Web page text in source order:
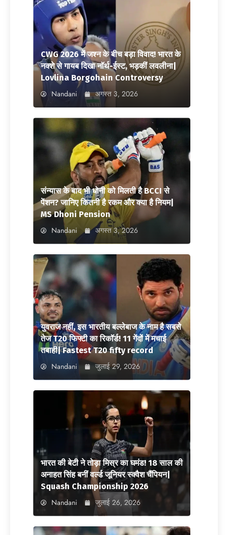
CWG 2026 में जश्न के बीच बड़ा विवाद! भारत के
नक्शे से गायब दिखा नॉर्थ-ईस्ट, भड़कीं लवलीना|
Lovlina Borgohain Controversy
Nandani अगस्त 3, 2026
संन्यास के बाद भी धोनी को मिलती है BCCI से
पेंशन? जानिए कितनी है रकम और क्या है नियम|
MS Dhoni Pension
Nandani अगस्त 3, 2026
युवराज नहीं, इस भारतीय बल्लेबाज के नाम है सबसे
तेज T20 फिफ्टी का रिकॉर्ड! 11 गेंदों में मचाई
तबाही| Fastest T20 fifty record
Nandani जुलाई 29, 2026
भारत की बेटी ने तोड़ा मिस्र का घमंड! 18 साल की
अनाहत सिंह बनीं वर्ल्ड जूनियर स्क्वैश चैंपियन|
Squash Championship 2026
Nandani जुलाई 26, 2026